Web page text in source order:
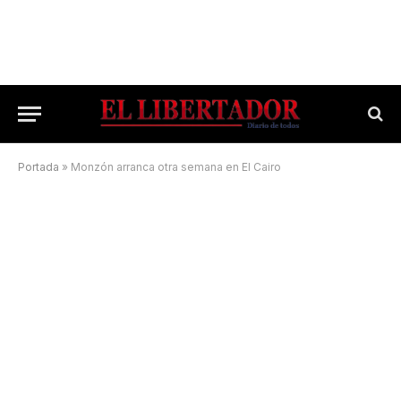
Portada » Monzón arranca otra semana en El Cairo